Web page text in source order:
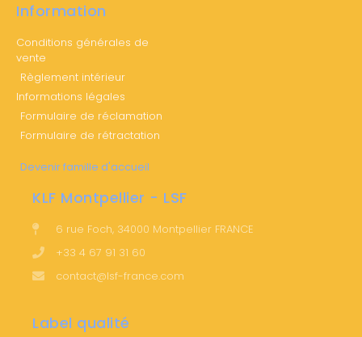
Information
Conditions générales de
vente
Règlement intérieur
Informations légales
Formulaire de réclamation
Formulaire de rétractation
Devenir famille d'accueil
KLF Montpellier - LSF
6 rue Foch, 34000 Montpellier FRANCE
+33 4 67 91 31 60
contact@lsf-france.com
Label qualité